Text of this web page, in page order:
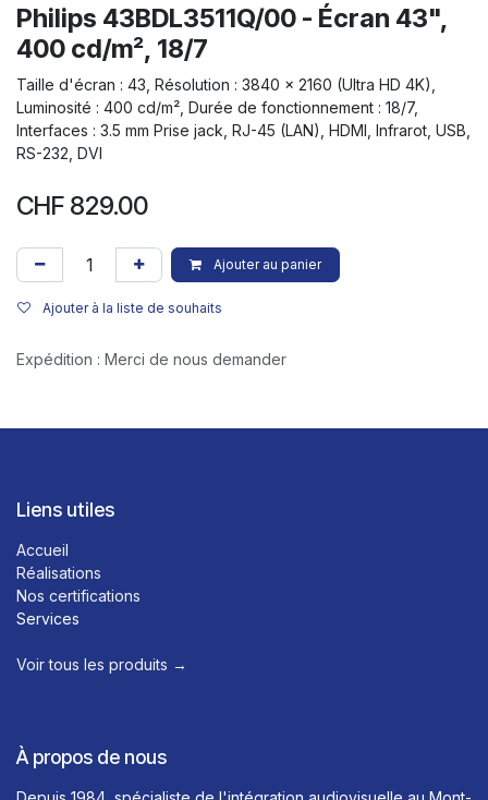
Philips 43BDL3511Q/00 - Écran 43",
400 cd/m², 18/7
Taille d'écran : 43, Résolution : 3840 x 2160 (Ultra HD 4K),
Luminosité : 400 cd/m², Durée de fonctionnement : 18/7,
Interfaces : 3.5 mm Prise jack, RJ-45 (LAN), HDMI, Infrarot, USB,
RS-232, DVI
CHF 829.00
Ajouter au panier
Ajouter à la liste de souhaits
Expédition : Merci de nous demander
Liens utiles
Accueil
Réalisations
Nos certifications
Services
Voir tous les produits →​
À propos de nous